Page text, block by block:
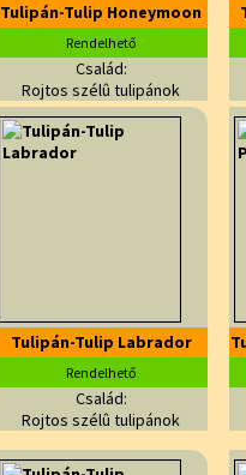
Tulipán-Tulip Honeymoon
Rendelhető
Család:
Rojtos szélû tulipánok
Tulipán-Tulip Labrador
Rendelhető
Család:
Rojtos szélû tulipánok